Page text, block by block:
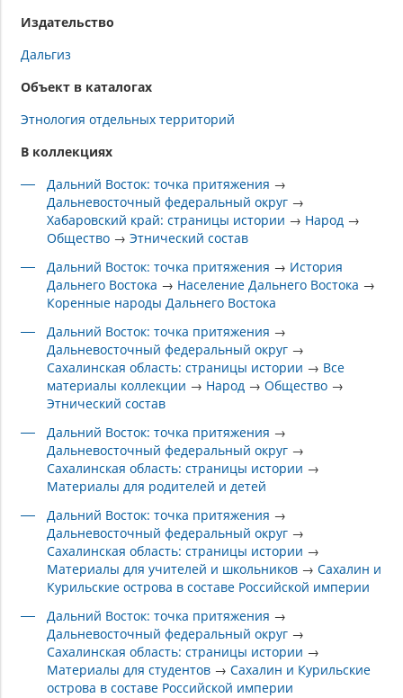
Издательство
Дальгиз
Объект в каталогах
Этнология отдельных территорий
В коллекциях
Дальний Восток: точка притяжения →
Дальневосточный федеральный округ →
Хабаровский край: страницы истории → Народ →
Общество →Этнический состав
Дальний Восток: точка притяжения → История
Дальнего Востока → Население Дальнего Востока →
Коренные народы Дальнего Востока
Дальний Восток: точка притяжения →
Дальневосточный федеральный округ →
Сахалинская область: страницы истории → Все
материалы коллекции → Народ →Общество →
Этнический состав
Дальний Восток: точка притяжения →
Дальневосточный федеральный округ →
Сахалинская область: страницы истории →
Материалы для родителей и детей
Дальний Восток: точка притяжения →
Дальневосточный федеральный округ →
Сахалинская область: страницы истории →
Материалы для учителей и школьников →Сахалин и
Курильские острова в составе Российской империи
Дальний Восток: точка притяжения →
Дальневосточный федеральный округ →
Сахалинская область: страницы истории →
Материалы для студентов →Сахалин и Курильские
острова в составе Российской империи